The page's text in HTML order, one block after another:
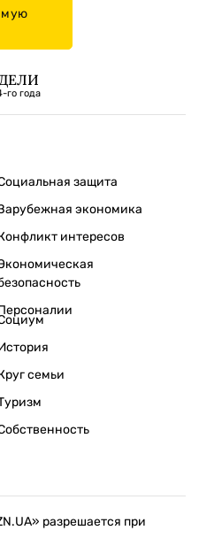
го года
защита
экономика
интересов
семьи
разрешается при